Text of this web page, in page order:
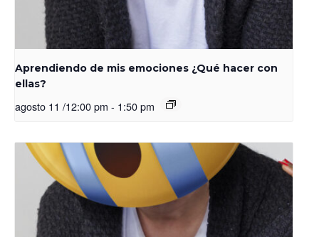
Aprendiendo de mis emociones ¿Qué hacer con
ellas?
agosto 11 /12:00 pm - 1:50 pm